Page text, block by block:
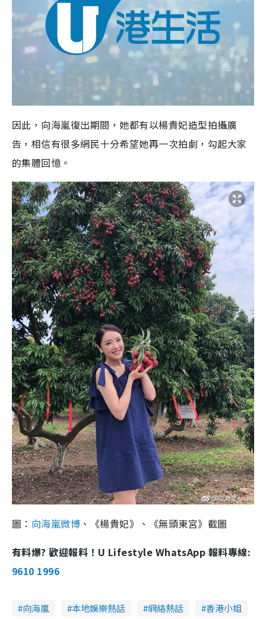
因此，向海嵐復出期間，她都有以楊貴妃造型拍攝廣
告，相信有很多網民十分希望她再一次拍劇，勾起大家
的集體回憶。
圖： 向海嵐微博 、《楊貴妃》、《無頭東宮》截圖
有料爆? 歡迎報料！U Lifestyle WhatsApp 報料專線:
9610 1996
向海嵐 本地娛樂熱話 網絡熱話 香港小姐